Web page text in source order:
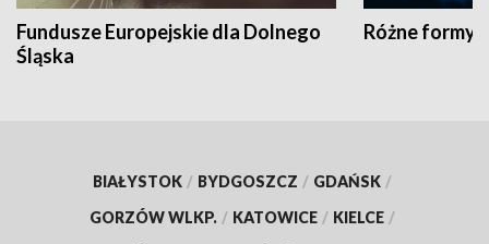
Fundusze Europejskie dla Dolnego
Śląska
Różne formy
BIAŁYSTOK / BYDGOSZCZ / GDAŃSK /
GORZÓW WLKP. / KATOWICE / KIELCE /